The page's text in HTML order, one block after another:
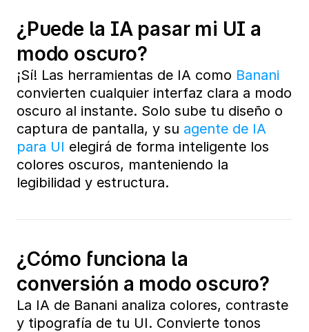
¿Puede la IA pasar mi UI a
modo oscuro?
¡Sí! Las herramientas de IA como Banani
convierten cualquier interfaz clara a modo
oscuro al instante. Solo sube tu diseño o
captura de pantalla, y su agente de IA
para UI elegirá de forma inteligente los
colores oscuros, manteniendo la
legibilidad y estructura.
¿Cómo funciona la
conversión a modo oscuro?
La IA de Banani analiza colores, contraste
y tipografía de tu UI. Convierte tonos